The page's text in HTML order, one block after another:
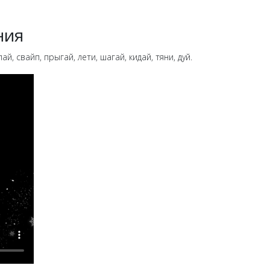
свайп, прыгай, лети, шагай, кидай, тяни, дуй.